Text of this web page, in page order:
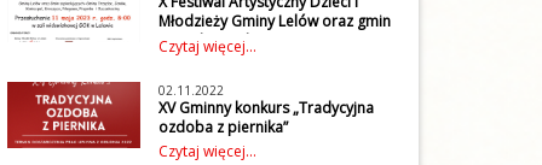
Młodzieży Gminy Lelów oraz gmin
sąsiadujących
W czwartek 11 maja 2023 r. w
Gminnym Ośrodku Kultury w
Lelowie odbył się X Festiwal
Artystyczny Dzieci i Młodzieży
Gminy Lelów oraz gmin
Czytaj więcej...
02.11.2022
XV Gminny konkurs „Tradycyjna
ozdoba z piernika”
Gminny Ośrodek Kultury w
Czytaj więcej...